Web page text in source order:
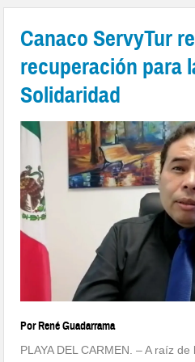
Canaco ServyTur
recuperación para
Solidaridad
Por René Guadarrama
PLAYA DEL CARMEN. – A raíz